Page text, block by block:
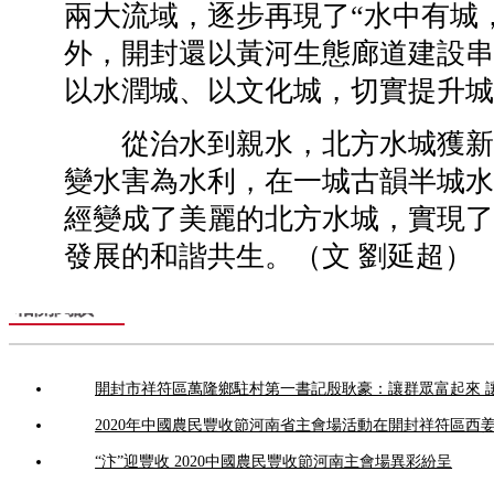
兩大流域，逐步再現了“水中有城
外，開封還以黃河生態廊道建設
以水潤城、以文化城，切實提升
從治水到親水，北方水城獲新
變水害為水利，在一城古韻半城
經變成了美麗的北方水城，實現
發展的和諧共生。（文 劉延超）
相關閱讀
開封市祥符區萬隆鄉駐村第一書記殷耿豪：讓群眾富起來
2020年中國農民豐收節河南省主會場活動在開封祥符區西
“汴”迎豐收 2020中國農民豐收節河南主會場異彩紛呈